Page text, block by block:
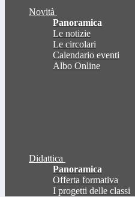
Novità
Panoramica
Le notizie
Le circolari
Calendario eventi
Albo Online
Didattica
Panoramica
Offerta formativa
I progetti delle classi